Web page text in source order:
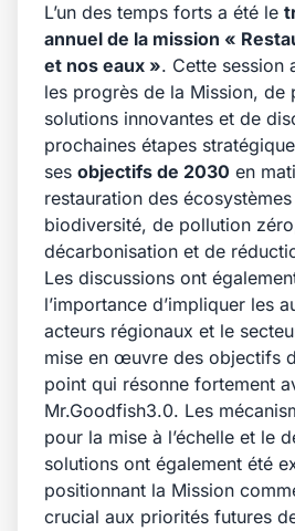
L’un des temps forts a été le
annuel de la mission «
et nos eaux ». Cette session
les progrès de la Mission, de
solutions innovantes et de
prochaines étapes
ses objectifs de 2030 en
restauration des
biodiversité, de pollution
décarbonisation et de
Les discussions ont
l’importance d’impliquer les
acteurs régionaux et le
mise en œuvre des objectifs
point qui résonne fortement
Mr.Goodfish3.0. Les
pour la mise à l’échelle et le
solutions ont également été
positionnant la Mission
crucial aux priorités futures